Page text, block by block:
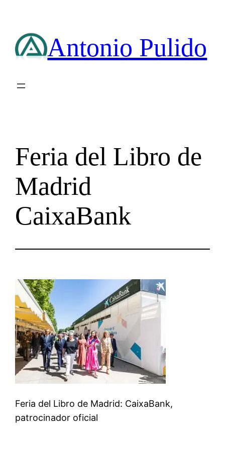
contenido Antonio Pulido
Feria del Libro de
Madrid
CaixaBank
Feria del Libro de Madrid: CaixaBank,
patrocinador oficial